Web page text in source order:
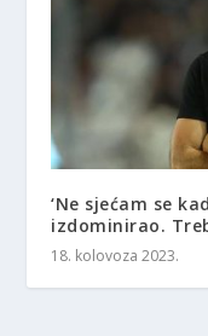
‘Ne sjećam se
izdominirao.
18. kolovoza 2023.